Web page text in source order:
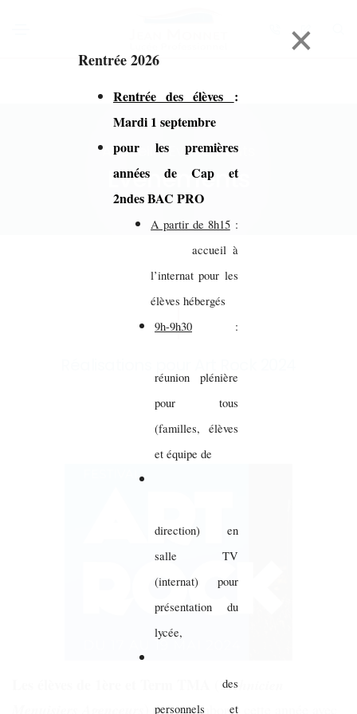
×
Rentrée 2026
Rentrée des élèves :
Mardi 1 septembre
pour les premières
années de Cap et
2ndes BAC PRO
A partir de 8h15:
accueil à
l’internat pour les
élèves hébergés
9h-9h30 :
réunion plénière
pour tous
(familles, élèves
et équipe de
direction) en
salle TV
(internat) pour
présentation du
lycée,
des
personnels et
Accueil > Evénements
Evénements
Technicien
vont collaborer cette année avec